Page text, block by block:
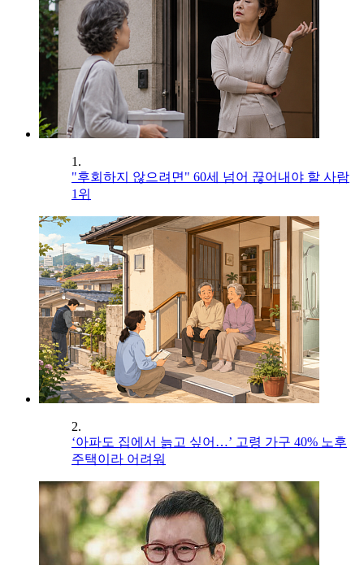
1.
"후회하지 않으려면" 60세 넘어 끊어내야 할 사람
1위
2.
‘아파도 집에서 늙고 싶어…’ 고령 가구 40% 노후
주택이라 어려워